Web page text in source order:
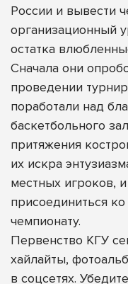
России и вывести
организационный
остатка
Сначала они
проведении
поработали над
баскетбольного
притяжения
их искра
местных игроков,
присоединиться
чемпионату.
Первенство КГУ
хайлайты,
в соцсетях.